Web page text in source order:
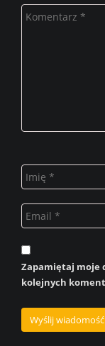
Zapamiętaj moje
kolejnych